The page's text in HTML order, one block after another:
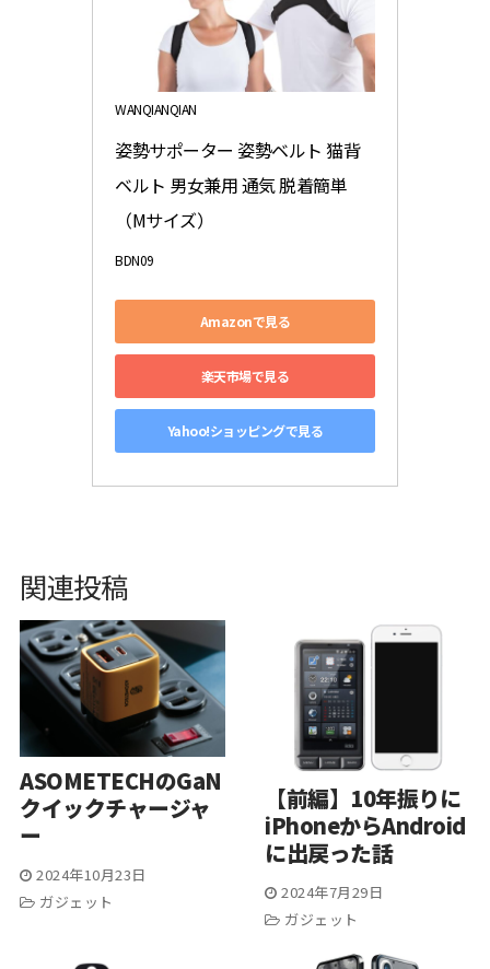
WANQIANQIAN
姿勢サポーター 姿勢ベルト 猫背
ベルト 男女兼用 通気 脱着簡単
（Mサイズ）
BDN09
Amazonで見る
楽天市場で見る
Yahoo!ショッピングで見る
関連投稿
ASOMETECHのGaN
クイックチャージャ
ー
2024年10月23日
ガジェット
【前編】10年振りに
iPhoneからAndroid
に出戻った話
2024年7月29日
ガジェット